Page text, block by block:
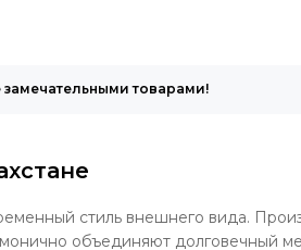
товарами!
стиль внешнего вида.
объединяют долговечный